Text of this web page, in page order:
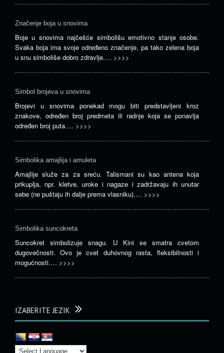
Značenje boja u snovima
Boje u snovima najčešće simbolišu emotivno stanje osobe.
Svaka boja ima svoje određeno značenje, pa tako zelena boja
u snu simboliše dobro zdravlje.… >>>>
Simbol brojeva u snovima
Brojevi u snovima ponekad mogu biti predstavljeni kroz
znakove, određen broj predmeta ili radnje koja se ponavlja
određen broj puta.… >>>>
Simbolika amajlija i amuleta
Amajlije služe za za sreću. Talismani su kao antena koja
prikuplja, npr. kletve, uroke i nagaze i zadržavaju ih unutar
sebe (ne puštaju ih dalje prema vlasniku).… >>>>
Simbolika suncokreta
Suncokret simbolizuje snagu. U Kini se smatra cvetom
dugovečnosti. Ovo je cvet duhovnog rasta, fleksibilnosti i
mogućnosti.… >>>>
IZABERITE JEZIK